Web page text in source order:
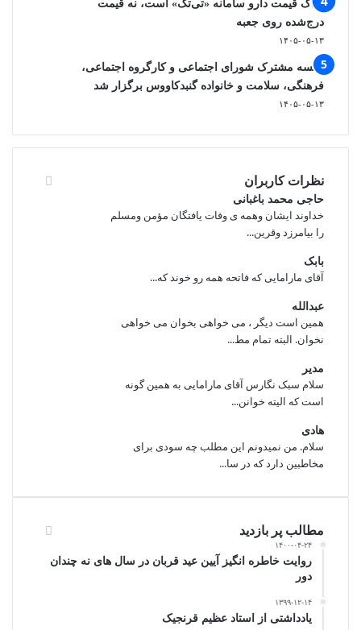
ملاک قیمت دارو سامانه «تی‌تک» است، نه قیمت
درج‌شده روی جعبه
۱۴۰۵-۰۵-۱۳
جلسه مشترک شورای اجتماعی و کارگروه اجتماعی،
فرهنگی، سلامت و خانواده گنبدکاووس برگزار شد
۱۴۰۵-۰۵-۱۳
نظرات کاربران
حاجی محمد باغبانی
خداوند ایشان وهمه ی وفات یافتگان مؤمن ومسلم
را بیامرزد وقرین...
بابک
آقای مارامایی که فاتحه همه رو خوند که...
عبدالله
همین است دیگر ، می خواهی بخوان می خواهی
نخوان. البته تمام مط...
مدیر
سلام سبک نگارس آقای مارامایی به همین گونه
است که الیته خوانن...
هادی
سلام. من نمیدونم این مطلب چه سودی برای
مخاطبین دارد که در سا...
مطالب پر بازدید
۱۴۰۰-۰۴-۲۴
روایت خاطره انگیز آیین عید قربان در سال های نه چندان
دور
۱۳۹۹-۱۲-۱۴
یادداشتی از استاد عظیم قرنجیک